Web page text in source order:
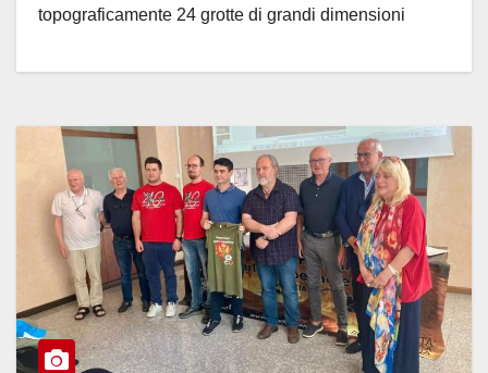
topograficamente 24 grotte di grandi dimensioni